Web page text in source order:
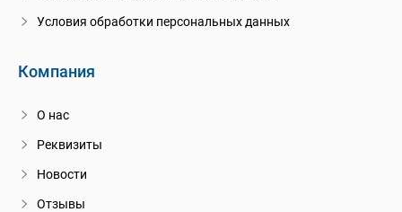
Условия обработки персональных данных
Компания
О нас
Реквизиты
Новости
Отзывы